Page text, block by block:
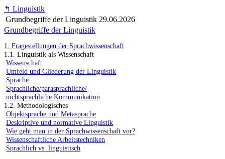
↰ Linguistik
Grundbegriffe der Linguistik 29.06.2026
Grundbegriffe der Linguistik
1. Fragestellungen der Sprachwissenschaft
1.1. Linguistik als Wissenschaft
Wissenschaft
Umfeld und Gliederung der Linguistik
Sprache
Sprachliche/parasprachliche/
nichtsprachliche Kommunikation
1.2. Methodologisches
Objektsprache und Metasprache
Deskriptive und normative Linguistik
Wie geht man in der Sprachwissenschaft vor?
Wissenschaftliche Arbeitstechniken
Sprachlich vs. linguistisch